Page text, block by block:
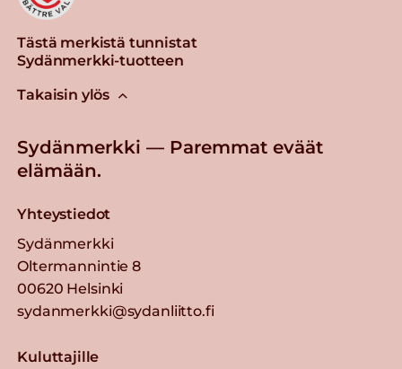
Tästä merkistä tunnistat
Sydänmerkki-tuotteen
Takaisin ylös
Sydänmerkki — Paremmat eväät
elämään.
Yhteystiedot
Sydänmerkki
Oltermannintie 8
00620 Helsinki
sydanmerkki@sydanliitto.fi
Kuluttajille